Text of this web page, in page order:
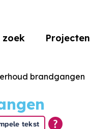
Projecten
brandgangen
tekst